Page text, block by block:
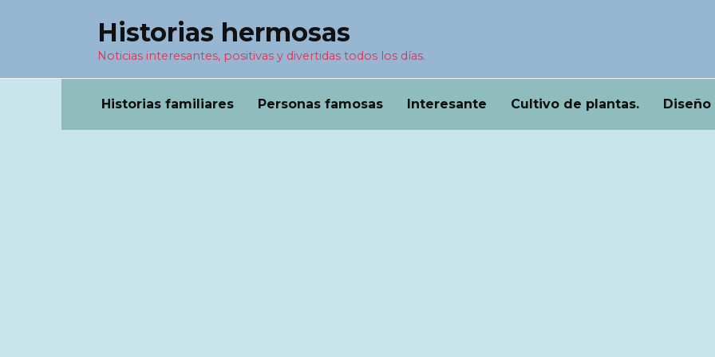
Historias hermosas
Noticias interesantes, positivas y divertidas todos los días.
Historias familiares Personas famosas Interesante Cultivo de plantas. Diseño